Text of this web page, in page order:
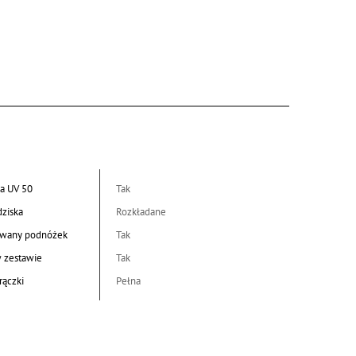
UV 50
Tak
Rozkładane
podnóżek
Tak
zestawie
Tak
Pełna